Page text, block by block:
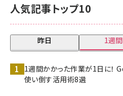
人気記事トップ10
昨日 1週間
1週間かかった作業が1日に
使い倒す活用術8選